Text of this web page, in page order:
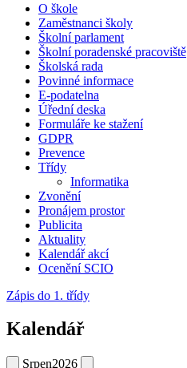
O škole
Zaměstnanci školy
Školní parlament
Školní poradenské pracoviště
Školská rada
Povinné informace
E-podatelna
Úřední deska
Formuláře ke stažení
GDPR
Prevence
Třídy
Informatika
Zvonění
Pronájem prostor
Publicita
Aktuality
Kalendář akcí
Ocenění SCIO
Zápis do 1. třídy
Kalendář
Srpen2026